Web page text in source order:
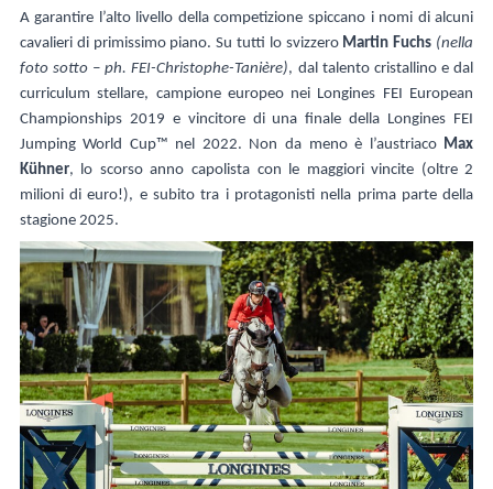
A garantire l’alto livello della competizione spiccano i nomi di alcuni
cavalieri di primissimo piano. Su tutti lo svizzero Martin Fuchs (nella
foto sotto – ph. FEI-Christophe-Tanière), dal talento cristallino e dal
curriculum stellare, campione europeo nei Longines FEI European
Championships 2019 e vincitore di una finale della Longines FEI
Jumping World Cup™ nel 2022. Non da meno è l’austriaco Max
Kühner, lo scorso anno capolista con le maggiori vincite (oltre 2
milioni di euro!), e subito tra i protagonisti nella prima parte della
stagione 2025.